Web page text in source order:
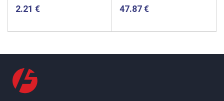
2.21 47.87